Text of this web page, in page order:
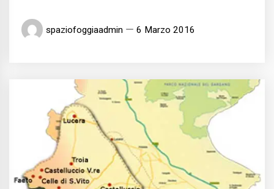
spaziofoggiaadmin 6 Marzo 2016